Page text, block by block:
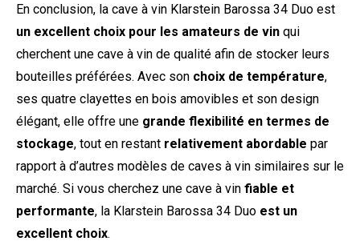
En conclusion, la cave à vin Klarstein Barossa 34 Duo est
un excellent choix pour les amateurs de vin qui
cherchent une cave à vin de qualité afin de stocker leurs
bouteilles préférées. Avec son choix de température,
ses quatre clayettes en bois amovibles et son design
élégant, elle offre une grande flexibilité en termes de
stockage, tout en restant relativement abordable par
rapport à d’autres modèles de caves à vin similaires sur le
marché. Si vous cherchez une cave à vin fiable et
performante, la Klarstein Barossa 34 Duo est un
excellent choix.